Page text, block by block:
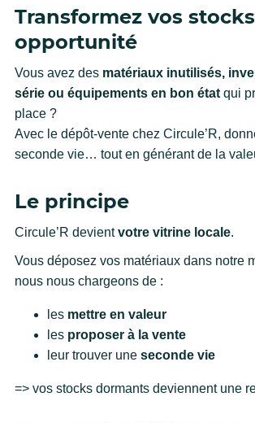
Transformez vos
opportunité
Vous avez des matériaux inutilisés,
série ou équipements en bon étatqui
place ?
Avec le dépôt-vente chez Circule’R,
seconde vie… tout en générant de la
Le principe
Circule’R devientvotre vitrine locale.
Vous déposez vos matériaux dans notre
nous nous chargeons de :
les mettre en valeur
les proposer à la vente
leur trouver une seconde vie
=> vos stocks dormants deviennent une